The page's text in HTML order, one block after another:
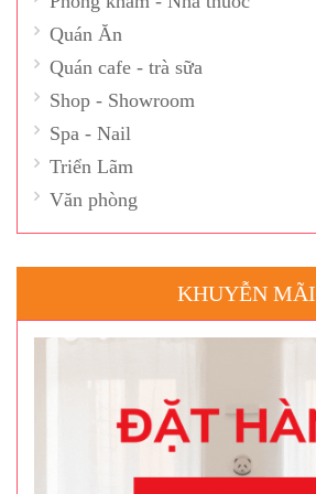
Quán Ăn
Quán cafe - trà sữa
Shop - Showroom
Spa - Nail
Triển Lãm
Văn phòng
KHUYỄN MÃI